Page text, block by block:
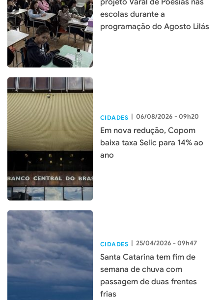
projeto Varal de Poesias nas
escolas durante a
programação do Agosto Lilás
CIDADES | 06/08/2026 - 09h20
Em nova redução, Copom
baixa taxa Selic para 14% ao
ano
CIDADES | 25/04/2026 - 09h47
Santa Catarina tem fim de
semana de chuva com
passagem de duas frentes
frias